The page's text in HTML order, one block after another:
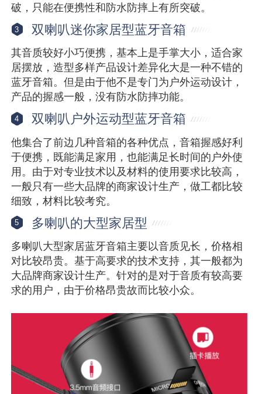
破，只能在便携性和防水防摔上有所突破。
3 双喇叭迷你家居型蓝牙音箱
其音质较好小巧便携，基本上是手掌大小，适合家
居摆放，造型多样产品设计差异化大是一种不错的
蓝牙音箱。但是由于他不是专门为户外运动设计，
产品的握感一般，没有防水防摔功能。
4 双喇叭户外运动型蓝牙音箱
他集合了前边几种音箱的各种优点，音箱握感好利
于便携，既能满足家用，也能满足长时间的户外使
用。由于对专业技术以及材料的使用要求比较高，
一般只有一些大品牌的商家设计生产，做工都比较
细致，材料比较考究。
5 多喇叭的大型家居型
多喇叭大型家居蓝牙音箱主要以音质见长，价格相
对比较昂贵。基于高要求的技术支持，其一般都为
大品牌商家设计生产。针对的是对于音质有较高要
求的用户，由于价格昂贵故而比较小众。